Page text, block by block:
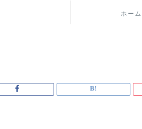
ホーム